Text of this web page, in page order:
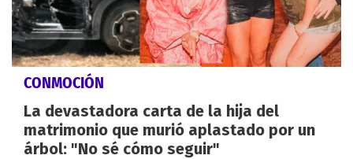
CONMOCIÓN
La devastadora carta de la hija del
matrimonio que murió aplastado por un
árbol: "No sé cómo seguir"